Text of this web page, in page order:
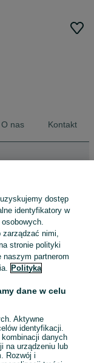
O nas Kontakt
przeglądania
Knurów
dostęp
identyfikatory w
zarządzać nimi,
stronie polityki
naszym partnerom
Polityka
dane w celu
Aktywne
identyfikacji.
danych
na urządzeniu lub
Rozwój i